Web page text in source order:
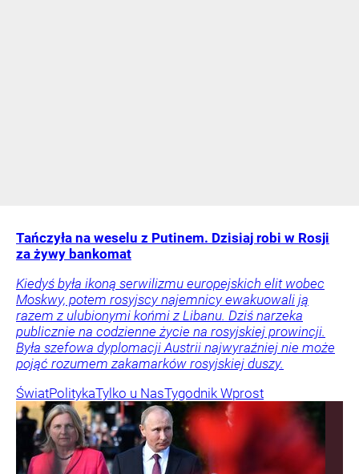
Tańczyła na weselu z Putinem. Dzisiaj robi w Rosji
za żywy bankomat
Kiedyś była ikoną serwilizmu europejskich elit wobec
Moskwy, potem rosyjscy najemnicy ewakuowali ją
razem z ulubionymi końmi z Libanu. Dziś narzeka
publicznie na codzienne życie na rosyjskiej prowincji.
Była szefowa dyplomacji Austrii najwyraźniej nie może
pojąć rozumem zakamarków rosyjskiej duszy.
ŚwiatPolitykaTylko u NasTygodnik Wprost